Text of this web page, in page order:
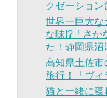
クゼーション
世界一巨大な
な味!?「さか
た！静岡県沼
高知県土佐市
旅行！「ヴ
猫と一緒に寝